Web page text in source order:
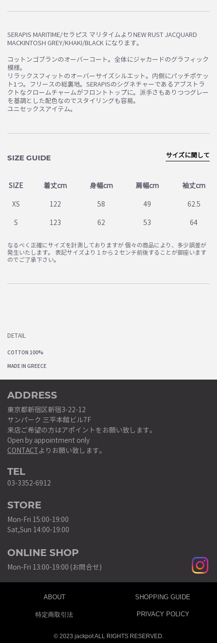
SERAPIS MARITIME/セラピス マリタイムよりNEW RUST JACQUARD
MACKINTOSH GREY/KHAKI/BLACK になります。
コットンゴブランのオーバーコート。全体にジャカードのグラフィック
模様。
リラックスフィットのオーバーサイズシルエット。内側にパッチポケッ
ト1つ。フリースの総裏地。SERAPISのシグネチャーであるアブストラ
クトなクロームチャームがフロントトップに。派手さもありつつグレー
を基調とした配色なのでスタイリングも容易。
ユニセックスアイテム。
SIZE GUIDE
SIZE 着丈cm 身幅cm 肩幅cm 袖丈cm
XS 122 58 49 62.5
S 123 62 53 64
サイズに関して
なるべく正確にサイズを計測しておりますが 個々の商品により、多少誤差が
発生いたします。 表記サイズより１から２センチ前後することが御座います
のでご了承下さい。
DETAIL
COTTON 100%
MADE IN GREECE
ADDRESS
東京都新宿区新宿3-22-12
サンパーク 三平本館ビル7F
来店ご希望の方はアポイントをお願い致します。
Open by appointment only
CONTACTよりお願い致します。
TEL
03-3352-6912
STORE
Mon-Fri 15:00-19:00
Sat,Sun 14:00-19:00
ONLINE SHOP
Mon-Fri 13:00-19:00 (お問合せ)
ABOUT SHOPPING GUIDE
特定商取引法 PRIVACY POLICY
© 2023 jackpot ALL RIGHTS RESERVED.